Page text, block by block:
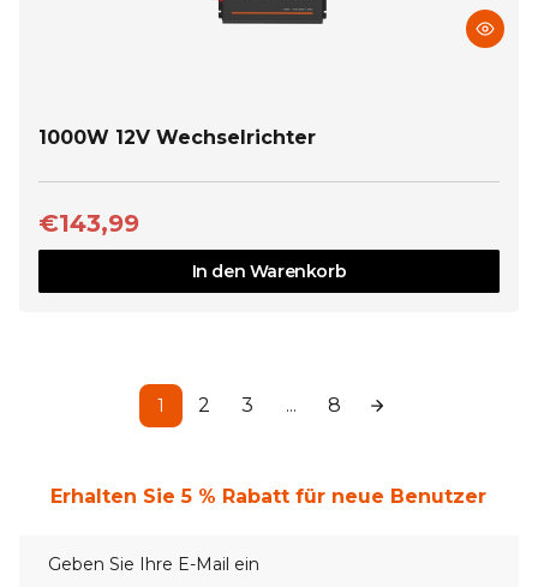
1000W 12V Wechselrichter
€143,99
In den Warenkorb
1 2 3 … 8
Erhalten Sie 5 % Rabatt für neue Benutzer